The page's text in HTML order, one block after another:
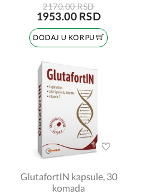
2170.00 RSD
1953.00 RSD
DODAJ U KORPU
GlutafortIN kapsule, 30
komada